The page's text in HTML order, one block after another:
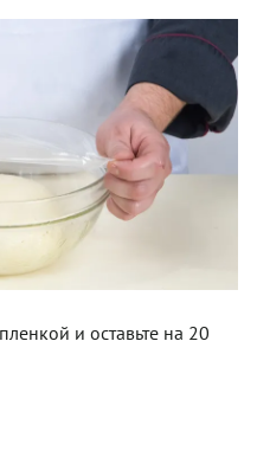
и оставьте на 20